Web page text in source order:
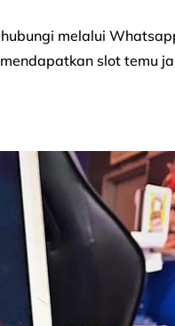
melalui
slot temu